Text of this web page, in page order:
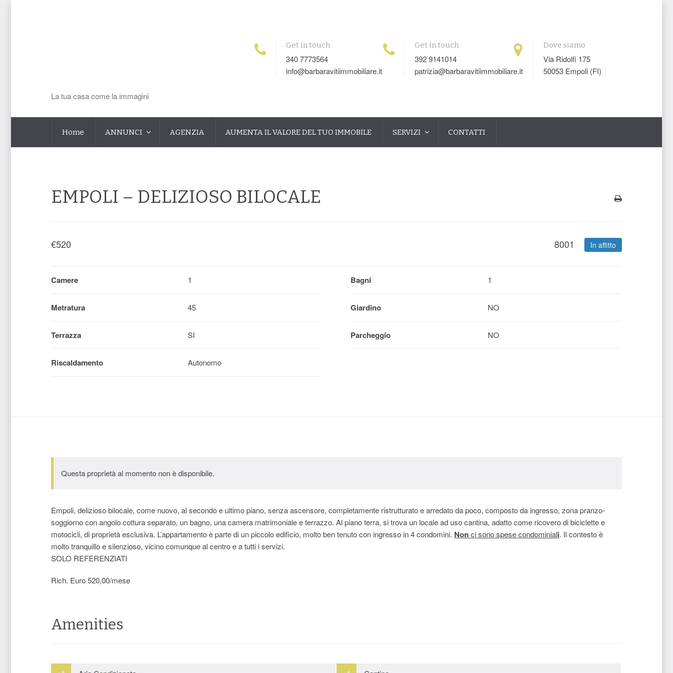
La tua casa come la immagini
Get in touch
340 7773564
info@barbaravitiimmobiliare.it
Get in touch
392 9141014
patrizia@barbaravitiimmobiliare.it
Dove siamo
Via Ridolfi 175
50053 Empoli (FI)
Home ANNUNCI AGENZIA AUMENTA IL VALORE DEL TUO IMMOBILE SERVIZI CONTATTI
EMPOLI – DELIZIOSO BILOCALE
€520 8001 In affitto
Camere 1 Bagni 1
Metratura 45 Giardino NO
Terrazza SI Parcheggio NO
Riscaldamento Autonomo
Questa proprietà al momento non è disponibile.
Empoli, delizioso bilocale, come nuovo, al secondo e ultimo piano, senza ascensore, completamente ristrutturato e arredato da poco, composto da ingresso, zona pranzo-
soggiorno con angolo cottura separato, un bagno, una camera matrimoniale e terrazzo. Al piano terra, si trova un locale ad uso cantina, adatto come ricovero di biciclette e
motocicli, di proprietà esclusiva. L’appartamento è parte di un piccolo edificio, molto ben tenuto con ingresso in 4 condomini. Nonci sono spese condominiali. Il contesto è
molto tranquillo e silenzioso, vicino comunque al centro e a tutti i servizi.
SOLO REFERENZIATI
Rich. Euro 520,00/mese
Amenities